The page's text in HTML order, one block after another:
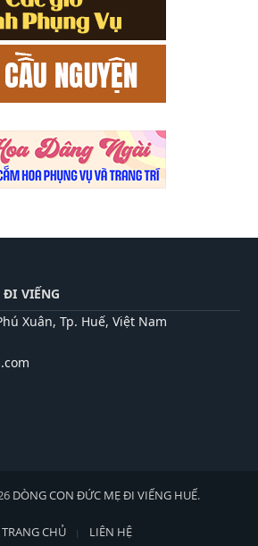
ĐI VIẾNG
Xuân, Tp. Huế, Việt Nam
DÒNG CON ĐỨC MẸ ĐI VIẾNG HUẾ.
TRANG CHỦ LIÊN HỆ